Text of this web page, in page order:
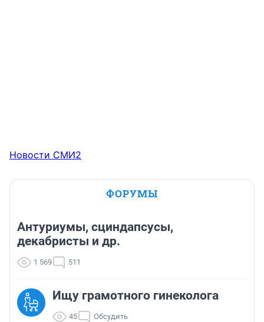
Новости СМИ2
ФОРУМЫ
Антуриумы, сциндапсусы,
декабристы и др.
1 569 511
Ищу грамотного гинеколога
45 Обсудить